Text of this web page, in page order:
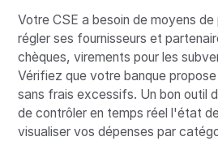
Votre CSE a besoin de moyens
régler ses fournisseurs et
chèques, virements pour les
Vérifiez que votre banque
sans frais excessifs. Un bon outil
de contrôler en temps réel l'état
visualiser vos dépenses par